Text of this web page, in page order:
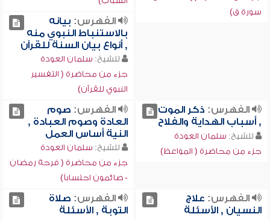
سورة ق)
الفهرس: بيانه
بالاستنباط النبوي منه
, أنواع بيان السنة للقرآن
للشيخ: سلمان العودة
جزء من محاضرة ( التفسير
النبوي للقرآن)
الفهرس: ذكر الموت
, أسباب الهداية والفلاح
للشيخ: سلمان العودة
جزء من محاضرة ( المواعظ)
الفهرس: صوم
العادة وصوم العبادة ,
النية أساس العمل
للشيخ: سلمان العودة
جزء من محاضرة ( فرحة رمضان
- صائمون احتساباً)
الفهرس: علاج
النسيان , الأسئلة
الفهرس: صلاة
التوبة , الأسئلة